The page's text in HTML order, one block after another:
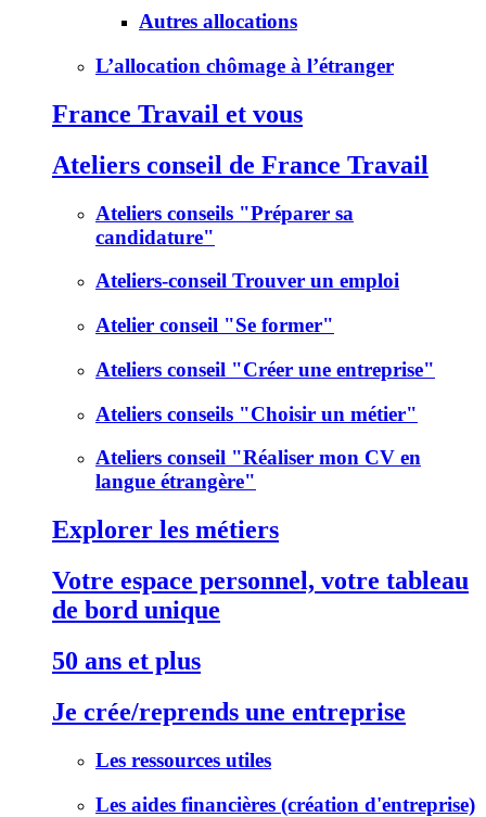
Autres allocations
L’allocation chômage à l’étranger
France Travail et vous
Ateliers conseil de France Travail
Ateliers conseils "Préparer sa
candidature"
Ateliers-conseil Trouver un emploi
Atelier conseil "Se former"
Ateliers conseil "Créer une entreprise"
Ateliers conseils "Choisir un métier"
Ateliers conseil "Réaliser mon CV en
langue étrangère"
Explorer les métiers
Votre espace personnel, votre tableau
de bord unique
50 ans et plus
Je crée/reprends une entreprise
Les ressources utiles
Les aides financières (création d'entreprise)